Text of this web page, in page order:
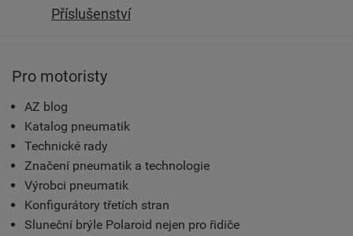
Příslušenství
Pro motoristy
AZ blog
Katalog pneumatik
Technické rady
Značení pneumatik a technologie
Výrobci pneumatik
Konfigurátory třetích stran
Sluneční brýle Polaroid nejen pro řidiče